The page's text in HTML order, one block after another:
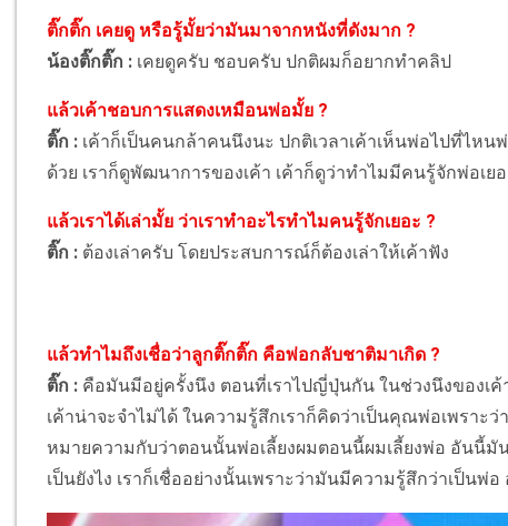
ติ๊กติ๊ก เคยดู หรือรู้มั้ยว่ามันมาจากหนังที่ดังมาก ?
น้องติ๊กติ๊ก : เคยดูครับ ชอบครับ ปกติผมก็อยากทำคลิป
แล้วเค้าชอบการแสดงเหมือนพ่อมั้ย ?
ติ๊ก : เค้าก็เป็นคนกล้าคนนึงนะ ปกติเวลาเค้าเห็นพ่อไปที่ไหน
ด้วย เราก็ดูพัฒนาการของเค้า เค้าก็ดูว่าทำไมมีคนรู้จักพ่อเยอ
แล้วเราได้เล่ามั้ย ว่าเราทำอะไรทำไมคนรู้จักเยอะ ?
ติ๊ก : ต้องเล่าครับ โดยประสบการณ์ก็ต้องเล่าให้เค้าฟัง
แล้วทำไมถึงเชื่อว่าลูกติ๊กติ๊ก คือพ่อกลับชาติมาเกิด ?
ติ๊ก : คือมันมีอยู่ครั้งนึง ตอนที่เราไปญี่ปุ่นกัน ในช่วงนึงของเ
เค้าน่าจะจำไม่ได้ ในความรู้สึกเราก็คิดว่าเป็นคุณพ่อเพราะว่
หมายความกับว่าตอนนั้นพ่อเลี้ยงผมตอนนี้ผมเลี้ยงพ่อ อันนี้
เป็นยังไง เราก็เชื่ออย่างนั้นเพราะว่ามันมีความรู้สึกว่าเป็นพ่